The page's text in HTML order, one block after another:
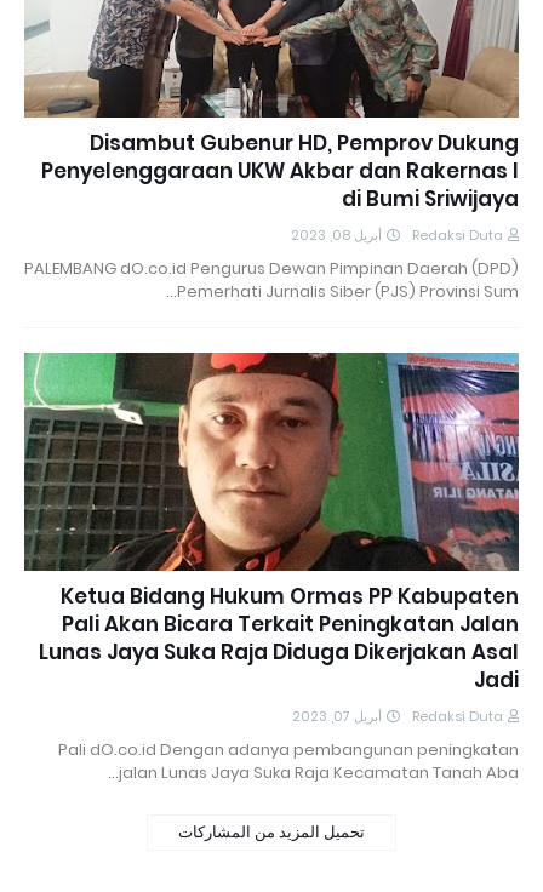
Disambut Gubenur HD, Pemprov Dukung
Penyelenggaraan UKW Akbar dan Rakernas I
di Bumi Sriwijaya
Redaksi Duta أبريل 08, 2023
PALEMBANG dO.co.id Pengurus Dewan Pimpinan Daerah (DPD)
Pemerhati Jurnalis Siber (PJS) Provinsi Sum…
Ketua Bidang Hukum Ormas PP Kabupaten
Pali Akan Bicara Terkait Peningkatan Jalan
Lunas Jaya Suka Raja Diduga Dikerjakan Asal
Jadi
Redaksi Duta أبريل 07, 2023
Pali dO.co.id Dengan adanya pembangunan peningkatan
jalan Lunas Jaya Suka Raja Kecamatan Tanah Aba…
تحميل المزيد من المشاركات